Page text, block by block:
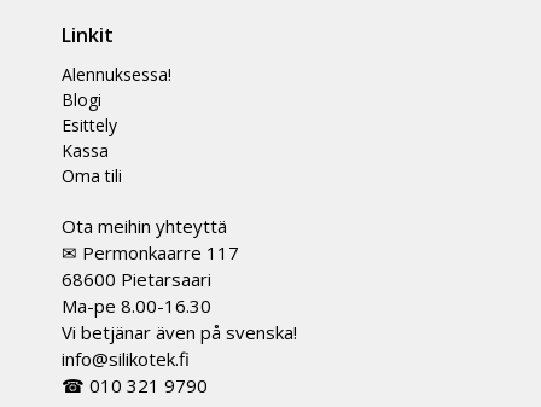
Linkit
Alennuksessa!
Blogi
Esittely
Kassa
Oma tili
Ota meihin yhteyttä
✉ Permonkaarre 117
68600 Pietarsaari
Ma-pe 8.00-16.30
Vi betjänar även på svenska!
info@silikotek.fi
☎ 010 321 9790